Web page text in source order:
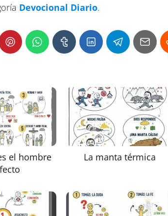
Devocional Diario.
el hombre
La manta térmica